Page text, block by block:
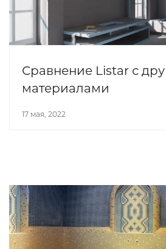
Сравнение Listar с
материалами
17 мая, 2022